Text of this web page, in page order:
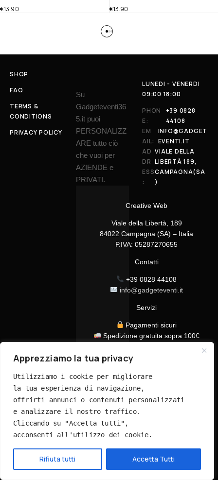
Apprezziamo la tua privacy
Utilizziamo i cookie per migliorare
la tua esperienza di navigazione,
offrirti annunci o contenuti personalizzati
e analizzare il nostro traffico.
Cliccando su "Accetta tutti",
acconsenti all'utilizzo dei cookie.
Rifiuta tutti Accetta Tutti
€13.90 €13.90
SHOP
FAQ
TERMS &
CONDITIONS
PRIVACY POLICY
Su
Gadgeteventi36
5.it puoi
PERSONALIZZ
ARE tutto ciò
che vuoi per
AZIENDE e
PRIVATI.
Creative Web
Viale della Libertà, 189
84022 Campagna (SA) – Italia
P.IVA: 05287270655
Contatti
+39 0828 44108
info@gadgeteventi.it
Servizi
Pagamenti sicuri
Spedizione gratuita sopra 100€
Assistenza clienti dedicata
LUNEDI - VENERDI
09:00 18:00
PHON
E:
+39 0828
44108
EM
AIL:
INFO@GADGET
EVENTI.IT
AD
DR
ESS
:
VIALE DELLA
LIBERTÀ 189,
CAMPAGNA(SA
)
© 2026 GadgetEventi365.it - Tutti i diritti riservati
Hai bisogno di aiuto?